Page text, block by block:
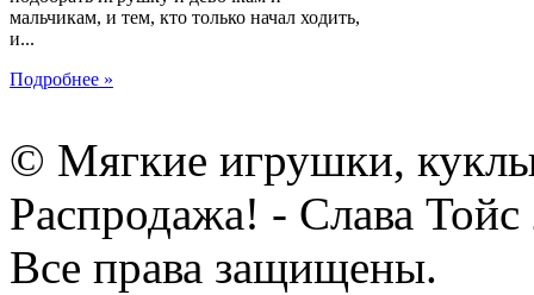
мальчикам, и тем, кто только начал ходить,
и...
Подробнее »
© Мягкие игрушки,
Распродажа! - Слава Тойс
Все права защищены.